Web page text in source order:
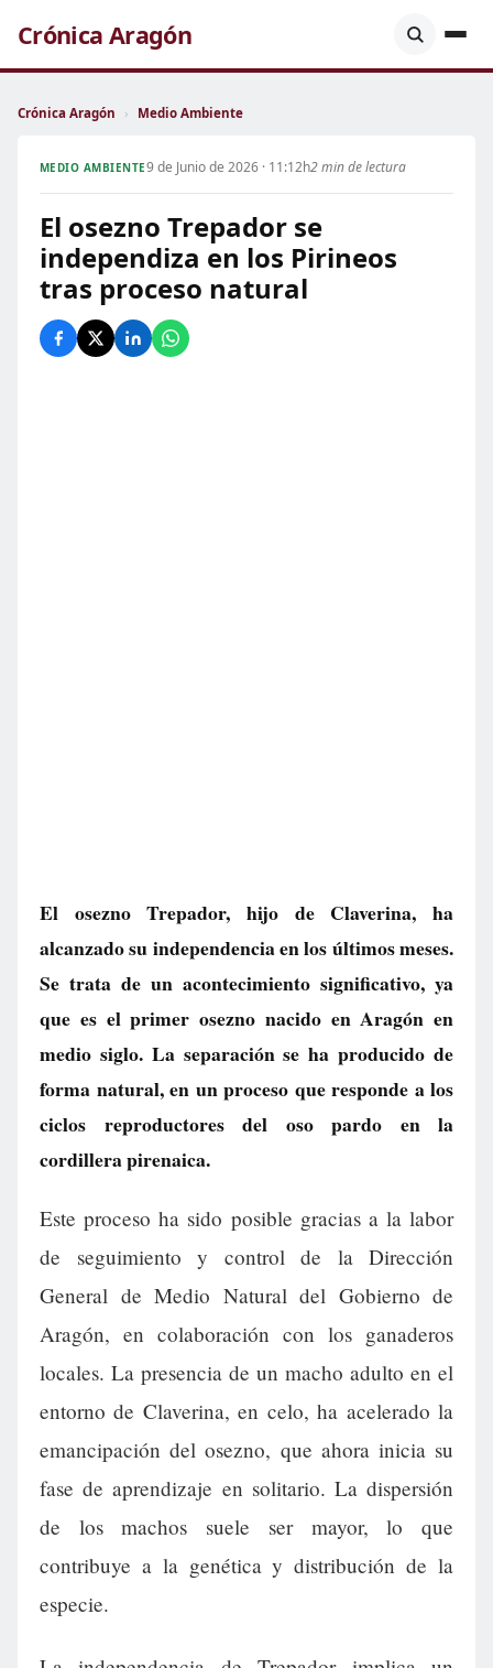
Crónica Aragón
Crónica Aragón › Medio Ambiente
MEDIO AMBIENTE9 de Junio de 2026 · 11:12h2 min de lectura
El osezno Trepador se
independiza en los Pirineos
tras proceso natural
El osezno Trepador, hijo de Claverina, ha
alcanzado su independencia en los últimos meses.
Se trata de un acontecimiento significativo, ya
que es el primer osezno nacido en Aragón en
medio siglo. La separación se ha producido de
forma natural, en un proceso que responde a los
ciclos reproductores del oso pardo en la
cordillera pirenaica.
Este proceso ha sido posible gracias a la labor
de seguimiento y control de la Dirección
General de Medio Natural del Gobierno de
Aragón, en colaboración con los ganaderos
locales. La presencia de un macho adulto en el
entorno de Claverina, en celo, ha acelerado la
emancipación del osezno, que ahora inicia su
fase de aprendizaje en solitario. La dispersión
de los machos suele ser mayor, lo que
contribuye a la genética y distribución de la
especie.